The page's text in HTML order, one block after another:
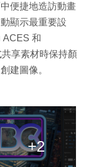
便捷地造訪動畫
顯示最重要設
ACES 和
享素材時保持顏
建圖像。
+2